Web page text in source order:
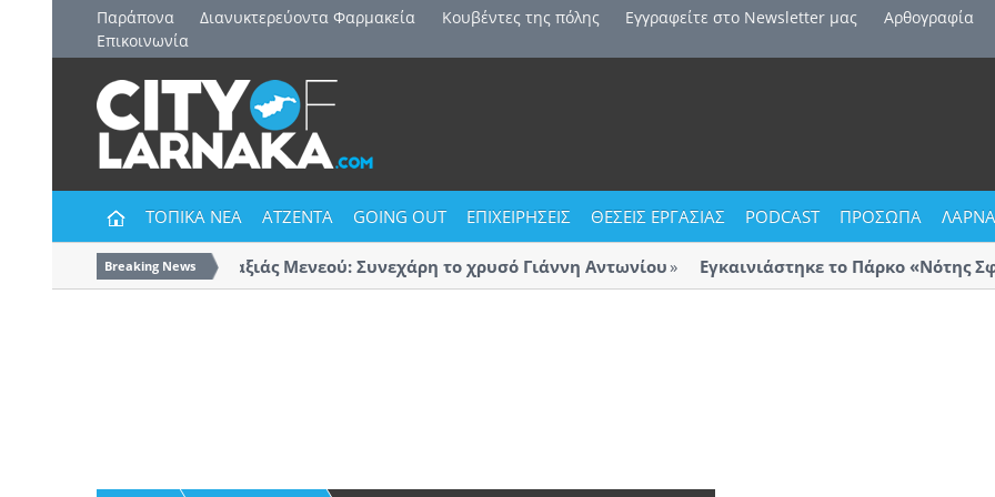
Παράπονα Διανυκτερεύοντα Φαρμακεία Kουβέντες της πόλης Εγγραφείτε στο Newsletter μας Αρθογραφία
Επικοινωνία
ΤΟΠΙΚΑ ΝΕΑ ΑΤΖΕΝΤΑ GOING OUT ΕΠΙΧΕΙΡΗΣΕΙΣ ΘΕΣΕΙΣ ΕΡΓΑΣΙΑΣ PODCAST ΠΡΟΣΩΠΑ
Breaking News
Δήμος Δρομολαξιάς Μενεού: Συνεχάρη το χρυσό Γιάννη Αντωνίου Εγκαινιάστηκε το Πάρκο «Νότης